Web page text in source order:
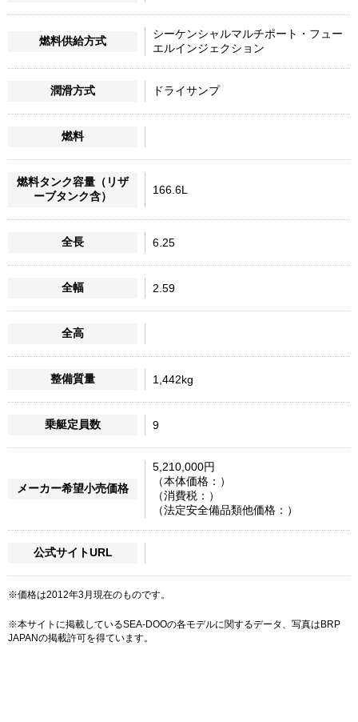
燃料供給方式
シーケンシャルマルチポート・フュー
エルインジェクション
潤滑方式 ドライサンプ
燃料
燃料タンク容量（リザ
ーブタンク含）
166.6L
全長 6.25
全幅 2.59
全高
整備質量 1,442kg
乗艇定員数 9
メーカー希望小売価格
5,210,000円
（本体価格：）
（消費税：）
（法定安全備品類他価格：）
公式サイトURL
※価格は2012年3月現在のものです。
※本サイトに掲載しているSEA-DOOの各モデルに関するデータ、写真はBRP
JAPANの掲載許可を得ています。